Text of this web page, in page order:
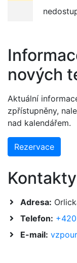
nových
Aktuální
zpřístupněny,
nad kalendářem.
Rezervace
Kontakty
Adresa:
Telefon:
E-mail: